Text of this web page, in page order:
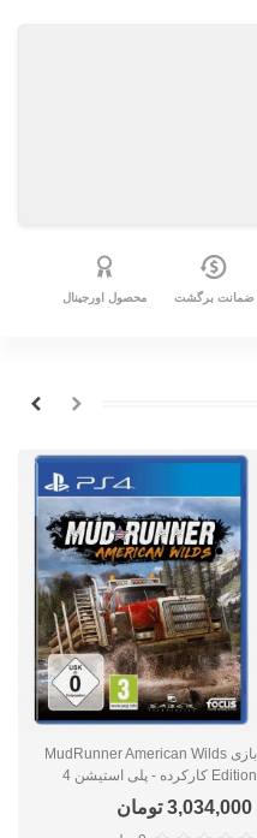
ضمانت برگشت محصول اورجینال
بازی MudRunner American Wilds
Edition کارکرده - پلی استیشن 4
3,034,000 تومان